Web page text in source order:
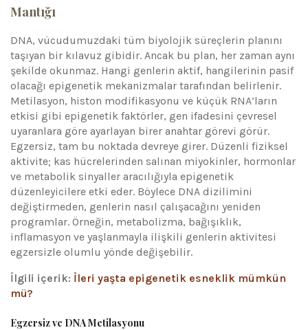
Mantığı
DNA, vücudumuzdaki tüm biyolojik süreçlerin planını
taşıyan bir kılavuz gibidir. Ancak bu plan, her zaman aynı
şekilde okunmaz. Hangi genlerin aktif, hangilerinin pasif
olacağı epigenetik mekanizmalar tarafından belirlenir.
Metilasyon, histon modifikasyonu ve küçük RNA’ların
etkisi gibi epigenetik faktörler, gen ifadesini çevresel
uyaranlara göre ayarlayan birer anahtar görevi görür.
Egzersiz, tam bu noktada devreye girer. Düzenli fiziksel
aktivite; kas hücrelerinden salınan miyokinler, hormonlar
ve metabolik sinyaller aracılığıyla epigenetik
düzenleyicilere etki eder. Böylece DNA dizilimini
değiştirmeden, genlerin nasıl çalışacağını yeniden
programlar. Örneğin, metabolizma, bağışıklık,
inflamasyon ve yaşlanmayla ilişkili genlerin aktivitesi
egzersizle olumlu yönde değişebilir.
İlgili içerik: İleri yaşta epigenetik esneklik mümkün
mü?
Egzersiz ve DNA Metilasyonu